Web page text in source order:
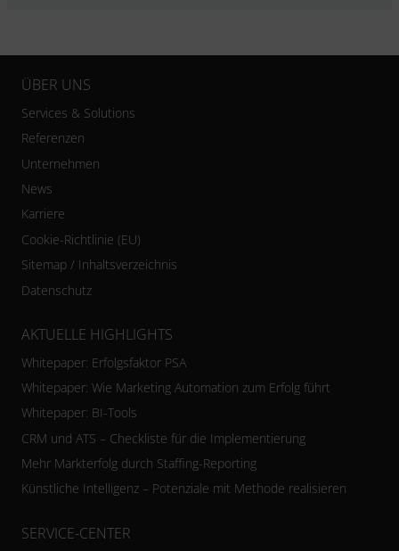
ÜBER UNS
Services & Solutions
Referenzen
Unternehmen
News
Karriere
Cookie-Richtlinie (EU)
Sitemap / Inhaltsverzeichnis
Datenschutz
AKTUELLE HIGHLIGHTS
Whitepaper: Erfolgsfaktor PSA
Whitepaper: Wie Marketing Automation zum Erfolg führt
Whitepaper: BI-Tools
CRM und ATS – Checkliste für die Implementierung
Mehr Markterfolg durch Staffing-Reporting
Künstliche Intelligenz – Potenziale mit Methode realisieren
SERVICE-CENTER